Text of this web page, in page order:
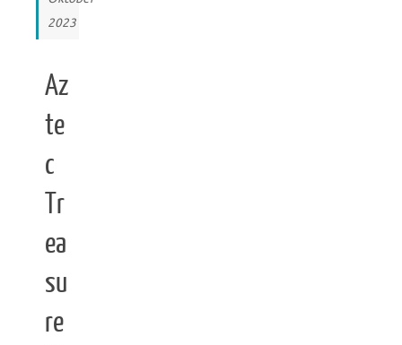
2023
Az
te
c
Tr
ea
su
re